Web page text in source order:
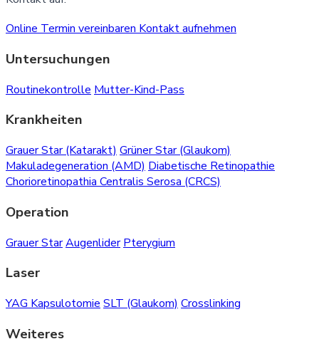
Online Termin vereinbaren Kontakt aufnehmen
Untersuchungen
Routinekontrolle Mutter-Kind-Pass
Krankheiten
Grauer Star (Katarakt) Grüner Star (Glaukom)
Makuladegeneration (AMD) Diabetische Retinopathie
Chorioretinopathia Centralis Serosa (CRCS)
Operation
Grauer StarAugenlider Pterygium
Laser
YAG Kapsulotomie SLT (Glaukom) Crosslinking
Weiteres